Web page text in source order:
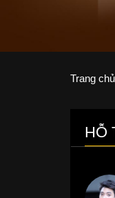
Trang chủ
HỖ